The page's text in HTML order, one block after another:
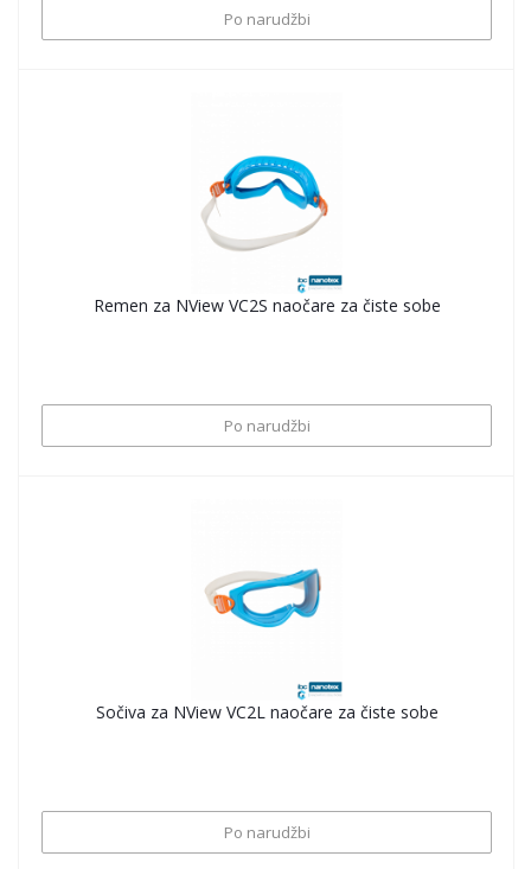
Po narudžbi
Remen za NView VC2S naočare za čiste sobe
Po narudžbi
Sočiva za NView VC2L naočare za čiste sobe
Po narudžbi